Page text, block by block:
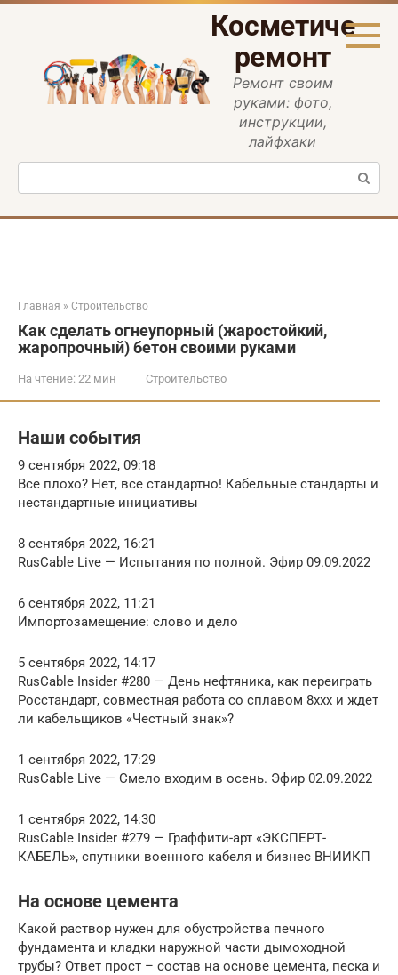
Перейти
ремонт
Ремонт своим
руками: фото,
инструкции,
лайфхаки
Поиск:
Главная » Строительство
Как сделать огнеупорный (жаростойкий,
жаропрочный) бетон своими руками
На чтение: 22 мин Строительство
Наши события
9 сентября 2022, 09:18
Все плохо? Нет, все стандартно! Кабельные стандарты и
нестандартные инициативы
8 сентября 2022, 16:21
RusCable Live — Испытания по полной. Эфир 09.09.2022
6 сентября 2022, 11:21
Импортозамещение: слово и дело
5 сентября 2022, 14:17
RusCable Insider #280 — День нефтяника, как переиграть
Росстандарт, совместная работа со сплавом 8ххх и ждет
ли кабельщиков «Честный знак»?
1 сентября 2022, 17:29
RusCable Live — Смело входим в осень. Эфир 02.09.2022
1 сентября 2022, 14:30
RusCable Insider #279 — Граффити-арт «ЭКСПЕРТ-
КАБЕЛЬ», спутники военного кабеля и бизнес ВНИИКП
На основе цемента
Какой раствор нужен для обустройства печного
фундамента и кладки наружной части дымоходной
трубы? Ответ прост – состав на основе цемента, песка и